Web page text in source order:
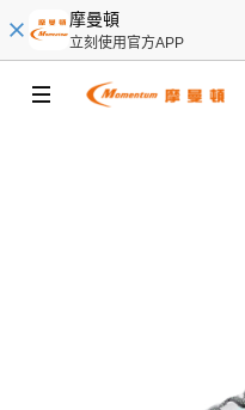
摩曼頓
立刻使用官方APP